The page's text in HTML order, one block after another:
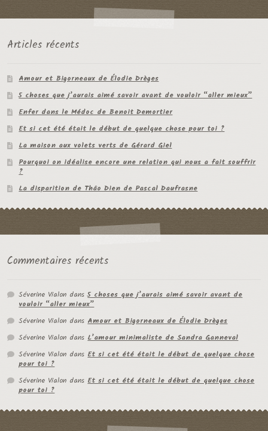
Articles récents
Amour et Bigorneaux de Élodie Drèges
5 choses que j’aurais aimé savoir avant de vouloir “aller mieux”
Enfer dans le Médoc de Benoit Demortier
Et si cet été était le début de quelque chose pour toi ?
La maison aux volets verts de Gérard Giel
Pourquoi on idéalise encore une relation qui nous a fait souffrir
?
La disparition de Thâo Dien de Pascal Daufrasne
Commentaires récents
Séverine Vialon dans5 choses que j’aurais aimé savoir avant de
vouloir “aller mieux”
Séverine Vialon dansAmour et Bigorneaux de Élodie Drèges
Séverine Vialon dansL’amour minimaliste de Sandra Ganneval
Séverine Vialon dansEt si cet été était le début de quelque chose
pour toi ?
Séverine Vialon dansEt si cet été était le début de quelque chose
pour toi ?